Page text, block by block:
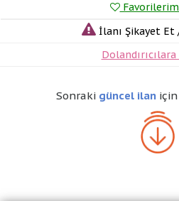
İlanı Şikayet
Sonraki güncel ilan için